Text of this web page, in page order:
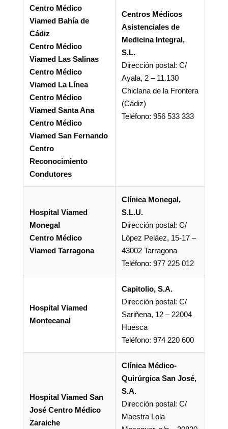
Centro Médico
Viamed Bahía de
Cádiz
Centro Médico
Viamed Las Salinas
Centro Médico
Viamed La Línea
Centro Médico
Viamed Santa Ana
Centro Médico
Viamed San Fernando
Centro
Reconocimiento
Condutores
Centros Médicos
Asistenciales de
Medicina Integral,
S.L.
Dirección postal: C/
Ayala, 2 – 11.130
Chiclana de la Frontera
(Cádiz)
Teléfono: 956 533 333
Hospital Viamed
Monegal
Centro Médico
Viamed Tarragona
Clínica Monegal,
S.L.U.
Dirección postal: C/
López Peláez, 15-17 –
43002 Tarragona
Teléfono: 977 225 012
Hospital Viamed
Montecanal
Capitolio, S.A.
Dirección postal: C/
Sariñena, 12 – 22004
Huesca
Teléfono: 974 220 600
Hospital Viamed San
José Centro Médico
Zaraiche
Clínica Médico-
Quirúrgica San José,
S.A.
Dirección postal: C/
Maestra Lola